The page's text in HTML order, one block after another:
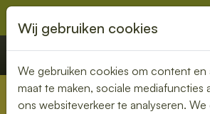
€ 0,00 Offerte
Wij gebruiken cookies
We gebruiken cookies om content en
maat te maken, sociale mediafuncties
ons websiteverkeer te analyseren.